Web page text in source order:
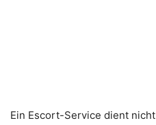
Ein Escort-Service dient